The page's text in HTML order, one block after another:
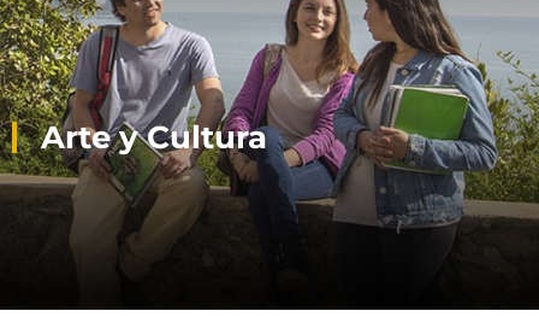
Arte y Cultura